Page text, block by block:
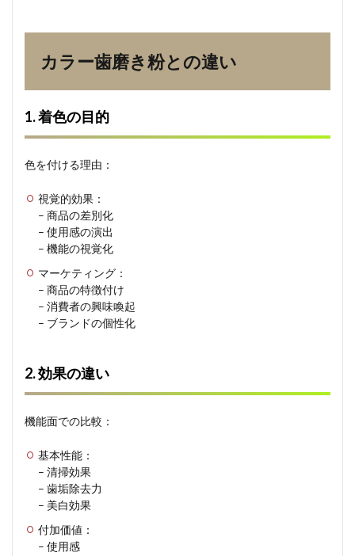
カラー歯磨き粉との違い
1. 着色の目的
色を付ける理由：
視覚的効果：
– 商品の差別化
– 使用感の演出
– 機能の視覚化
マーケティング：
– 商品の特徴付け
– 消費者の興味喚起
– ブランドの個性化
2. 効果の違い
機能面での比較：
基本性能：
– 清掃効果
– 歯垢除去力
– 美白効果
付加価値：
– 使用感